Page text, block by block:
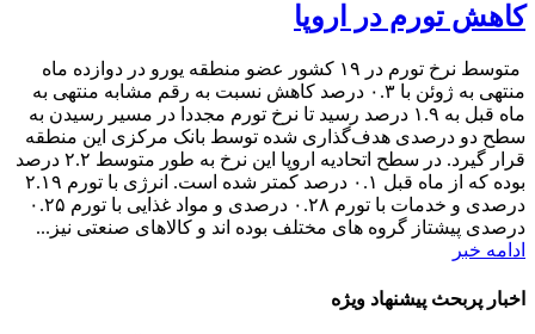
کاهش تورم در اروپا
متوسط نرخ تورم در ۱۹ کشور عضو منطقه یورو در دوازده ماه
منتهی به ژوئن با ۰.۳ درصد کاهش نسبت به رقم مشابه منتهی به
ماه قبل به ۱.۹ درصد رسید تا نرخ تورم مجددا در مسیر رسیدن به
سطح دو درصدی هدف‌گذاری شده توسط بانک مرکزی این منطقه
قرار گیرد. در سطح اتحادیه اروپا این نرخ به طور متوسط ۲.۲ درصد
بوده که از ماه قبل ۰.۱ درصد کمتر شده است. انرژی با تورم ۲.۱۹
درصدی و خدمات با تورم ۰.۲۸ درصدی و مواد غذایی با تورم ۰.۲۵
درصدی پیشتاز گروه های مختلف بوده اند و کالاهای صنعتی نیز...
ادامه خبر
اخبار پربحث پیشنهاد ویژه